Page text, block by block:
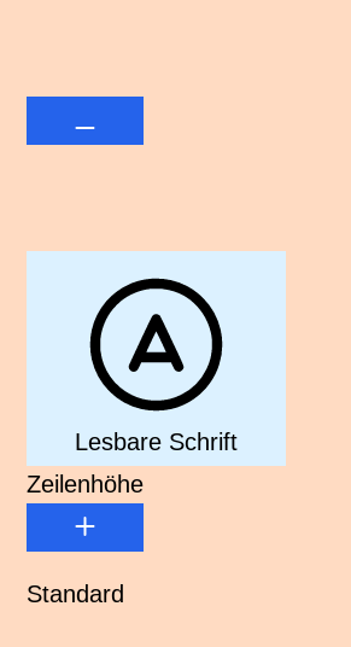
Lesbare Schrift
Zeilenhöhe
Standard